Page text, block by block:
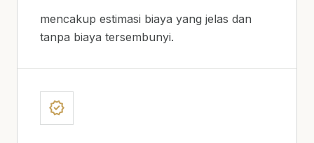
mencakup estimasi biaya yang jelas dan
tanpa biaya tersembunyi.
verified